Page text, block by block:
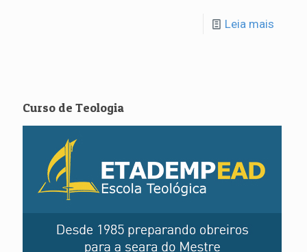
Leia mais
Curso de Teologia